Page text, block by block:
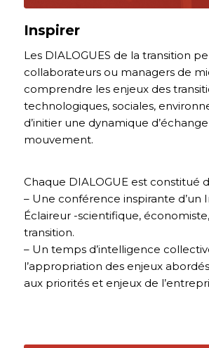
Inspirer
Les DIALOGUES de la transition
collaborateurs ou managers de
comprendre les enjeux des
technologiques, sociales,
d’initier une dynamique
mouvement.
Chaque DIALOGUE est constitué
– Une conférence inspirante d’un
Éclaireur -scientifique,
transition.
– Un temps d’intelligence
l’appropriation des enjeux
aux priorités et enjeux de